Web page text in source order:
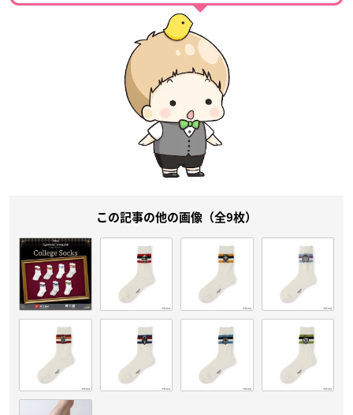
この記事の他の画像（全9枚）